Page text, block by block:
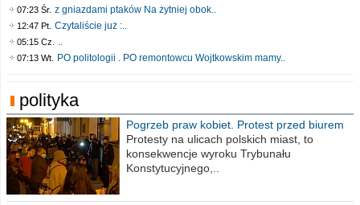
07:23 Śr. z gniazdami ptaków Na żytniej obok..
12:47 Pt. Czytaliście już :..
05:15 Cz. ..
07:13 Wt. PO politologii . PO remontowcu Wojtkowskim mamy..
polityka
Pogrzeb praw kobiet. Protest przed biurem
poselskim PiS
Protesty na ulicach polskich miast, to
konsekwencje wyroku Trybunału
Konstytucyjnego,..